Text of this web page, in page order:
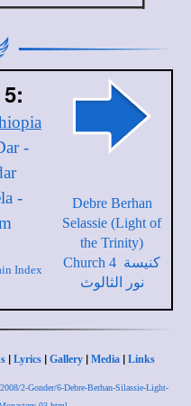
-
-
Index
Debre Berhan
Selassie (Light of
the Trinity)
Church 4 كنيسة
نور الثالوث
| Lyrics | Gallery | Media | Links
2-Gonder/6-Debre-Berhan-Silassie-Light-